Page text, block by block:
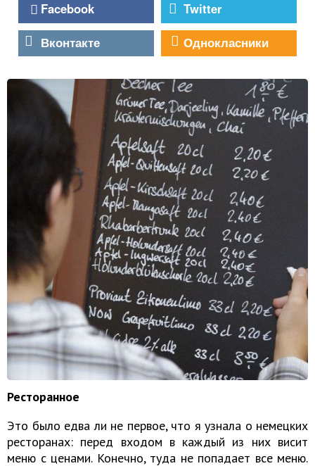
Facebook
Twitter
Вконтакте
Однокласники
Ресторанное
Это было едва ли не первое, что я узнала о немецких
ресторанах: перед входом в каждый из них висит
меню с ценами. Конечно, туда не попадает все меню.